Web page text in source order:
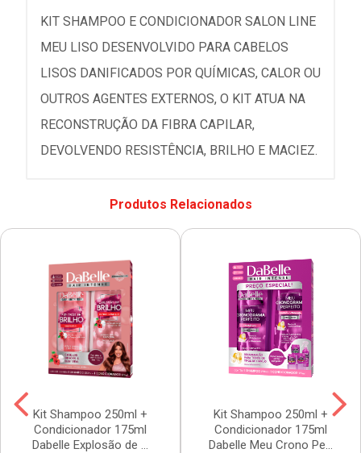
KIT SHAMPOO E CONDICIONADOR SALON LINE
MEU LISO DESENVOLVIDO PARA CABELOS
LISOS DANIFICADOS POR QUÍMICAS, CALOR OU
OUTROS AGENTES EXTERNOS, O KIT ATUA NA
RECONSTRUÇÃO DA FIBRA CAPILAR,
DEVOLVENDO RESISTÊNCIA, BRILHO E MACIEZ.
Produtos Relacionados
Kit Shampoo 250ml +
Condicionador 175ml
Dabelle Explosão de ...
Kit Shampoo 250ml +
Condicionador 175ml
Dabelle Meu Crono Pe...